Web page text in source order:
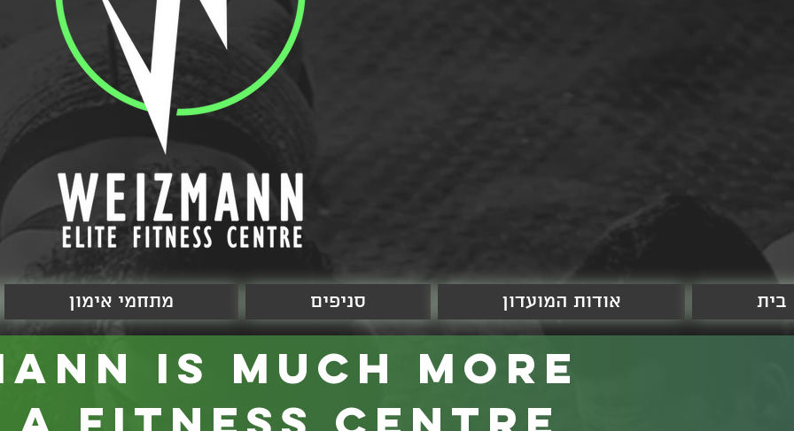
מתחמי אימון סניפים אודות המועדון בית
is much more